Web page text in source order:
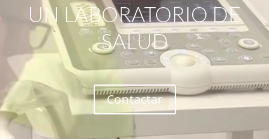
UN LABORATORIO DE
SALUD
Contactar